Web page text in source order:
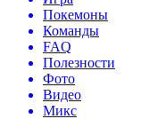
Покемоны
Команды
FAQ
Полезности
Фото
Видео
Микс